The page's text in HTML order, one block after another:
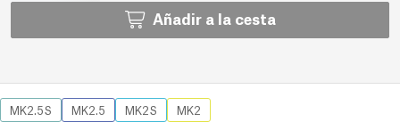
Añadir a la cesta
MK2.5S MK2.5 MK2S MK2